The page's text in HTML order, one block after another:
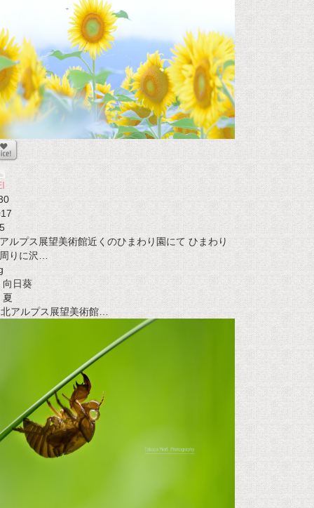
5
ルプス展望美術館近くのひまわり園にて ひまわり
りに沢…
向日葵
夏
アルプス展望美術館…